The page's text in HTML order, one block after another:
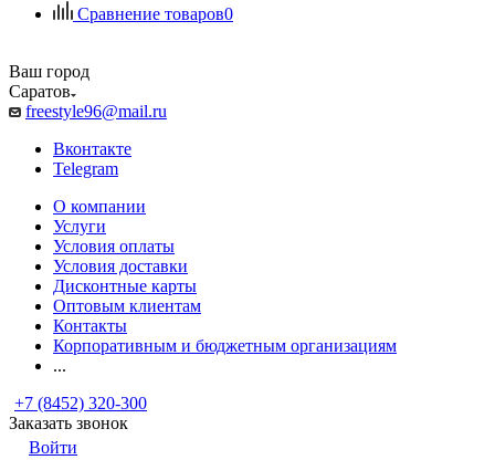
Сравнение товаров0
Ваш город
Саратов
freestyle96@mail.ru
Вконтакте
Telegram
О компании
Услуги
Условия оплаты
Условия доставки
Дисконтные карты
Оптовым клиентам
Контакты
Корпоративным и бюджетным организациям
...
+7 (8452) 320-300
Заказать звонок
Войти